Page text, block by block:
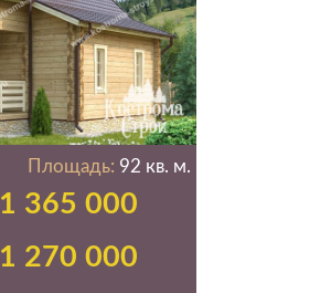
Площадь: 92 кв. м.
1 365 000
1 270 000